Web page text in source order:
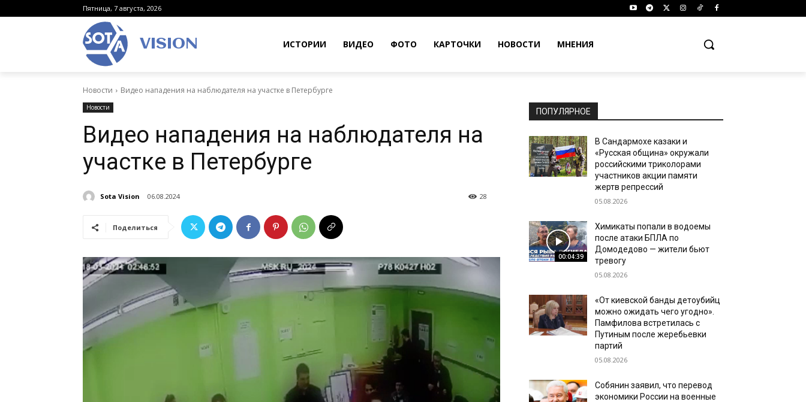
Пятница, 7 августа, 2026
VISION ИСТОРИИ ВИДЕО ФОТО КАРТОЧКИ НОВОСТИ МНЕНИЯ
Новости Видео нападения на наблюдателя на участке в Петербурге
Новости
Видео нападения на наблюдателя на
участке в Петербурге
Sota Vision 06.08.2024 28
Поделиться
ПОПУЛЯРНОЕ
В Сандармохе казаки и
«Русская община» окружали
российскими триколорами
участников акции памяти
жертв репрессий
05.08.2026
00:04:39
Химикаты попали в водоемы
после атаки БПЛА по
Домодедово — жители бьют
тревогу
05.08.2026
«От киевской банды детоубийц
можно ожидать чего угодно».
Памфилова встретилась с
Путиным после жеребьевки
партий
05.08.2026
Собянин заявил, что перевод
экономики России на военные